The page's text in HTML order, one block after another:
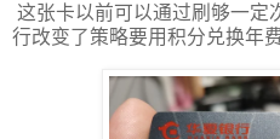
这张卡以前可以通过刷够一定
行改变了策略要用积分兑换年